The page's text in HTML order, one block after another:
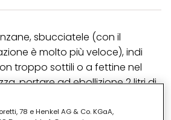
sbucciatele (con il
è molto più veloce), indi
troppo sottili o a fettine nel
portare ad ebollizione 2 litri di
il bollore, sollevarle dal
78 e Henkel AG & Co. KGaA,